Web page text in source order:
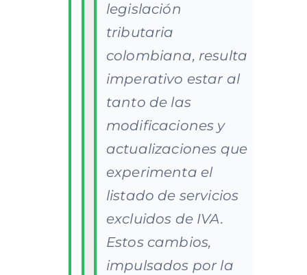
legislación
tributaria
colombiana, resulta
imperativo estar al
tanto de las
modificaciones y
actualizaciones que
experimenta el
listado de servicios
excluidos de IVA.
Estos cambios,
impulsados por la